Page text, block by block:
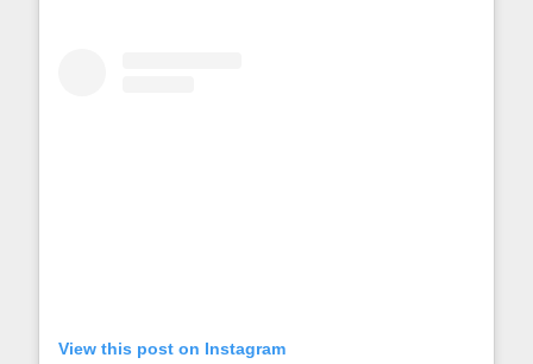
View this post on Instagram